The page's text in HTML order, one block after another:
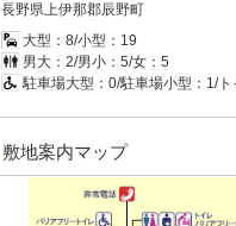
長野県上伊那郡辰野町
大型：8/小型：19
男大：2/男小：5/女：5
駐車場大型：0/駐車場小型：1/ト
敷地案内マップ